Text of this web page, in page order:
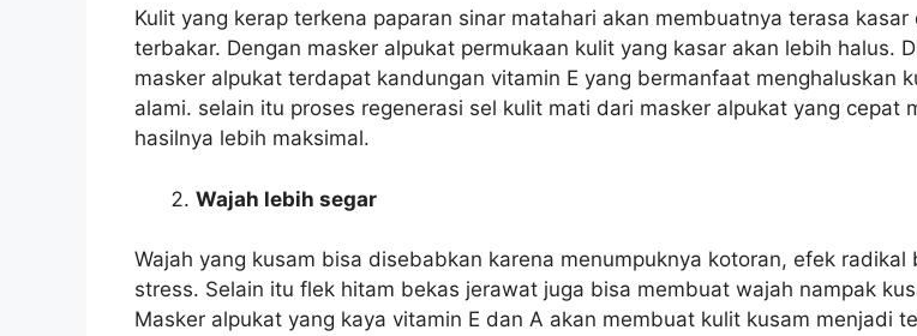
Kulit yang kerap terkena paparan sinar matahari akan membuatnya terasa kasar
terbakar. Dengan masker alpukat permukaan kulit yang kasar akan lebih halus.
masker alpukat terdapat kandungan vitamin E yang bermanfaat menghaluskan
alami. selain itu proses regenerasi sel kulit mati dari masker alpukat yang cepat
hasilnya lebih maksimal.
Wajah lebih segar
Wajah yang kusam bisa disebabkan karena menumpuknya kotoran, efek radikal
stress. Selain itu flek hitam bekas jerawat juga bisa membuat wajah nampak
Masker alpukat yang kaya vitamin E dan A akan membuat kulit kusam menjadi